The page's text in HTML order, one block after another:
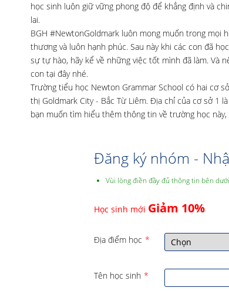
học sinh luôn giữ vững phong độ để khẳng định và
lai.
BGH #NewtonGoldmark luôn mong muốn trong mọi
thương và luôn hạnh phúc. Sau này khi các con đã
sự tự hào, hãy kể về những việc tốt mình đã làm. Và
con tại đây nhé.
Trường tiểu học Newton Grammar School có hai cơ
thị Goldmark City - Bắc Từ Liêm. Địa chỉ của cơ sở 1
bạn muốn tìm hiểu thêm thông tin về trường học
Đăng ký nhóm -
Vùi lòng điền đầy đủ thông tin bên
Học sinh mới Giảm 10%
Địa điểm học *
Tên học sinh *